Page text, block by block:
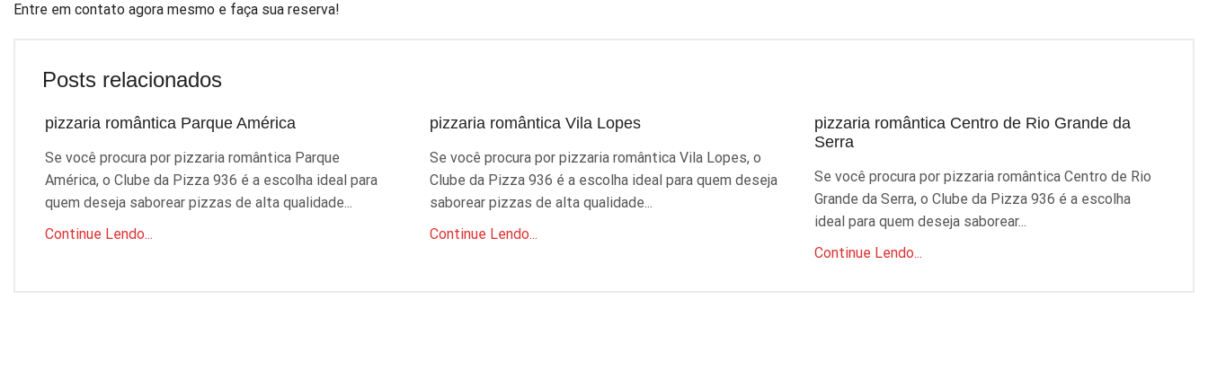
Entre em contato agora mesmo e faça sua reserva!
Posts relacionados
pizzaria romântica Parque América
Se você procura por pizzaria romântica Parque
América, o Clube da Pizza 936 é a escolha ideal para
quem deseja saborear pizzas de alta qualidade...
Continue Lendo...
pizzaria romântica Vila Lopes
Se você procura por pizzaria romântica Vila Lopes, o
Clube da Pizza 936 é a escolha ideal para quem deseja
saborear pizzas de alta qualidade...
Continue Lendo...
pizzaria romântica Centro de Rio Grande da
Serra
Se você procura por pizzaria romântica Centro de Rio
Grande da Serra, o Clube da Pizza 936 é a escolha
ideal para quem deseja saborear...
Continue Lendo...